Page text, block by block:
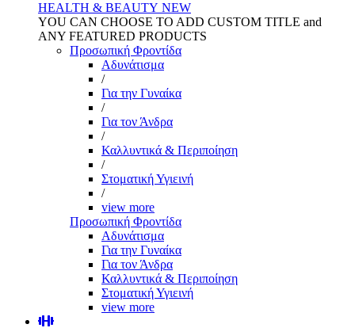
HEALTH & BEAUTY NEW
YOU CAN CHOOSE TO ADD CUSTOM TITLE and
ANY FEATURED PRODUCTS
Προσωπική Φροντίδα
Αδυνάτισμα
/
Για την Γυναίκα
/
Για τον Άνδρα
/
Καλλυντικά & Περιποίηση
/
Στοματική Υγιεινή
/
view more
Προσωπική Φροντίδα
Αδυνάτισμα
Για την Γυναίκα
Για τον Άνδρα
Καλλυντικά & Περιποίηση
Στοματική Υγιεινή
view more